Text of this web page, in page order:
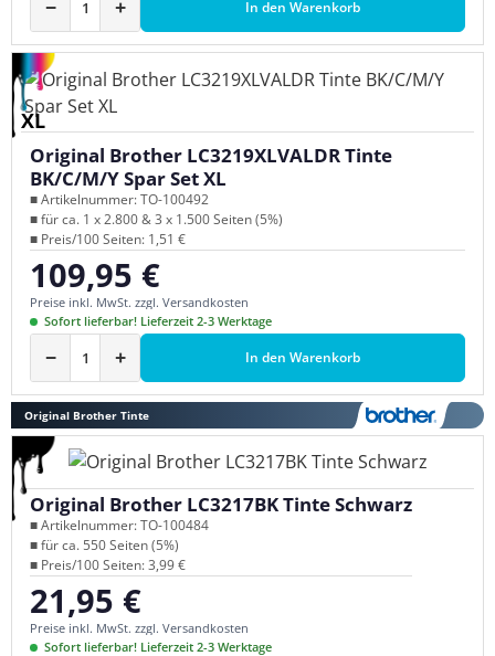
− + In den Warenkorb
XL
Original Brother LC3219XLVALDR Tinte
BK/C/M/Y Spar Set XL
■ Artikelnummer: TO-100492
■ für ca. 1 x 2.800 & 3 x 1.500 Seiten (5%)
■ Preis/100 Seiten: 1,51 €
Regulärer Preis:
109,95 €
Preise inkl. MwSt. zzgl. Versandkosten
Sofort lieferbar! Lieferzeit 2-3 Werktage
− + In den Warenkorb
Original Brother Tinte
Original Brother LC3217BK Tinte Schwarz
■ Artikelnummer: TO-100484
■ für ca. 550 Seiten (5%)
■ Preis/100 Seiten: 3,99 €
Regulärer Preis:
21,95 €
Preise inkl. MwSt. zzgl. Versandkosten
Sofort lieferbar! Lieferzeit 2-3 Werktage